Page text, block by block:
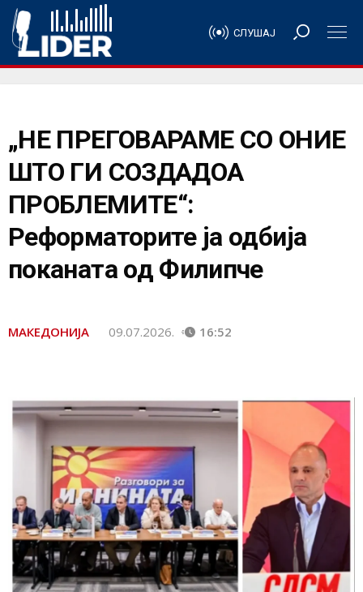
СЛУШАЈ
„НЕ ПРЕГОВАРАМЕ СО ОНИЕ
ШТО ГИ СОЗДАДОА
ПРОБЛЕМИТЕ“:
Реформаторите ја одбија
поканата од Филипче
МАКЕДОНИЈА 09.07.2026. 16:52